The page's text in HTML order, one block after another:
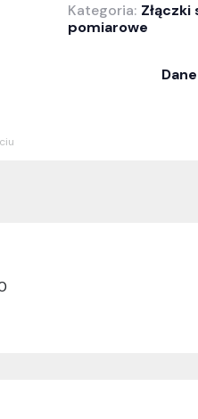
Kategoria:
pomiarowe